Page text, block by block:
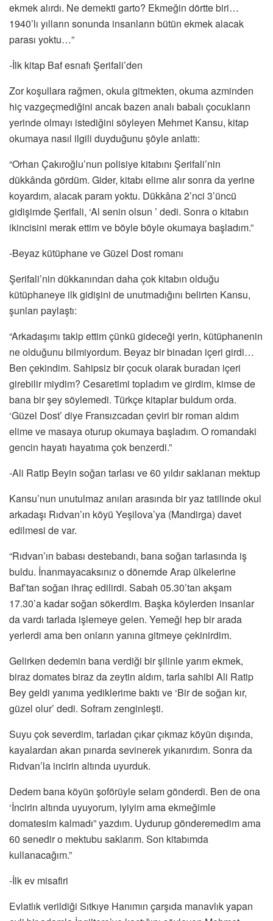
ekmek alırdı. Ne demekti garto? Ekmeğin dörtte biri…
1940’lı yılların sonunda insanların bütün ekmek alacak
parası yoktu…”
-İlk kitap Baf esnafı Şerifali’den
Zor koşullara rağmen, okula gitmekten, okuma azminden
hiç vazgeçmediğini ancak bazen analı babalı çocukların
yerinde olmayı istediğini söyleyen Mehmet Kansu, kitap
okumaya nasıl ilgili duyduğunu şöyle anlattı:
“Orhan Çakıroğlu’nun polisiye kitabını Şerifali’nin
dükkânda gördüm. Gider, kitabı elime alır sonra da yerine
koyardım, alacak param yoktu. Dükkâna 2’nci 3’üncü
gidişimde Şerifali, ‘Al senin olsun ’ dedi. Sonra o kitabın
ikincisini merak ettim ve böyle böyle okumaya başladım.”
-Beyaz kütüphane ve Güzel Dost romanı
Şerifali’nin dükkanından daha çok kitabın olduğu
kütüphaneye ilk gidişini de unutmadığını belirten Kansu,
şunları paylaştı:
“Arkadaşımı takip ettim çünkü gideceği yerin, kütüphanenin
ne olduğunu bilmiyordum. Beyaz bir binadan içeri girdi…
Ben çekindim. Sahipsiz bir çocuk olarak buradan içeri
girebilir miydim? Cesaretimi topladım ve girdim, kimse de
bana bir şey söylemedi. Türkçe kitaplar buldum orda.
‘Güzel Dost’ diye Fransızcadan çeviri bir roman aldım
elime ve masaya oturup okumaya başladım. O romandaki
gencin hayatı hayatıma çok benzerdi.”
-Ali Ratip Beyin soğan tarlası ve 60 yıldır saklanan mektup
Kansu’nun unutulmaz anıları arasında bir yaz tatilinde okul
arkadaşı Rıdvan’ın köyü Yeşilova’ya (Mandirga) davet
edilmesi de var.
“Rıdvan’ın babası destebandı, bana soğan tarlasında iş
buldu. İnanmayacaksınız o dönemde Arap ülkelerine
Baf’tan soğan ihraç edilirdi. Sabah 05.30’tan akşam
17.30’a kadar soğan sökerdim. Başka köylerden insanlar
da vardı tarlada işlemeye gelen. Yemeği hep bir arada
yerlerdi ama ben onların yanına gitmeye çekinirdim.
Gelirken dedemin bana verdiği bir şilinle yarım ekmek,
biraz domates biraz da zeytin aldım, tarla sahibi Ali Ratip
Bey geldi yanıma yediklerime baktı ve ‘Bir de soğan kır,
güzel olur’ dedi. Sofram zenginleşti.
Suyu çok severdim, tarladan çıkar çıkmaz köyün dışında,
kayalardan akan pınarda sevinerek yıkanırdım. Sonra da
Rıdvan’la incirin altında uyurduk.
Dedem bana köyün şoförüyle selam gönderdi. Ben de ona
‘İncirin altında uyuyorum, iyiyim ama ekmeğimle
domatesim kalmadı” yazdım. Uydurup gönderemedim ama
60 senedir o mektubu saklarım. Son kitabımda
kullanacağım.”
-İlk ev misafiri
Evlatlık verildiği Sıtkıye Hanımın çarşıda manavlık yapan